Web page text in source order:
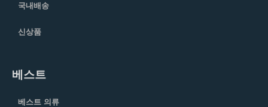
국내배송
신상품
베스트
베스트 의류